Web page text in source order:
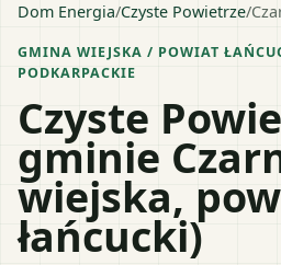
Dom Energia/Czyste Powietrze/
GMINA WIEJSKA / POWIAT
PODKARPACKIE
Czyste
gminie
wiejska,
łańcucki)